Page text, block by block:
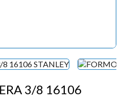
3/8 16106